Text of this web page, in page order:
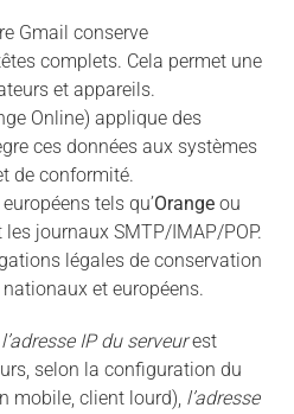
Gmail conserve
complets. Cela permet une
et appareils.
Online) applique des
ces données aux systèmes
de conformité.
tels qu’Orange ou
journaux SMTP/IMAP/POP.
légales de conservation
et européens.
l’adresse IP du serveurest
selon la configuration du
mobile, client lourd), l’adresse